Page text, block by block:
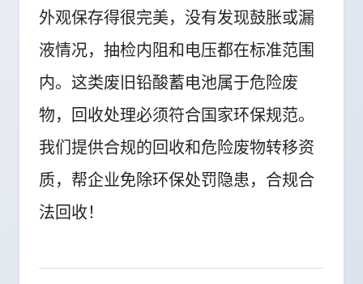
外观保存得很完美，没有发现鼓胀或漏
液情况，抽检内阻和电压都在标准范围
内。这类废旧铅酸蓄电池属于危险废
物，回收处理必须符合国家环保规范。
我们提供合规的回收和危险废物转移资
质，帮企业免除环保处罚隐患，合规合
法回收！